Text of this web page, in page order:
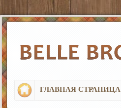
ГЛАВНАЯ СТРАНИЦА